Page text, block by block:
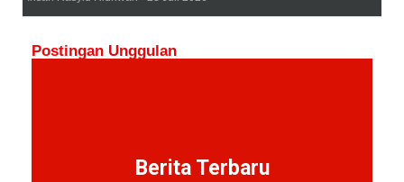
Postingan Unggulan
Berita Terbaru